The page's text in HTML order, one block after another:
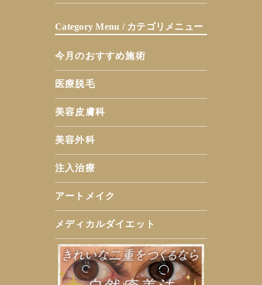
Category Menu / カテゴリメニュー
今月のおすすめ施術
医療脱毛
美容皮膚科
美容外科
注入治療
アートメイク
メディカルダイエット